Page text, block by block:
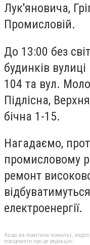
Лук'яновича,
Промисловій.
До 13:00 без
будинків
104 та вул.
Підлісна,
бічна 1-15.
Нагадаємо,
промисловому
ремонт
електроенергії.
Якщо ви помітили помилку,
повідомити про це редакцію